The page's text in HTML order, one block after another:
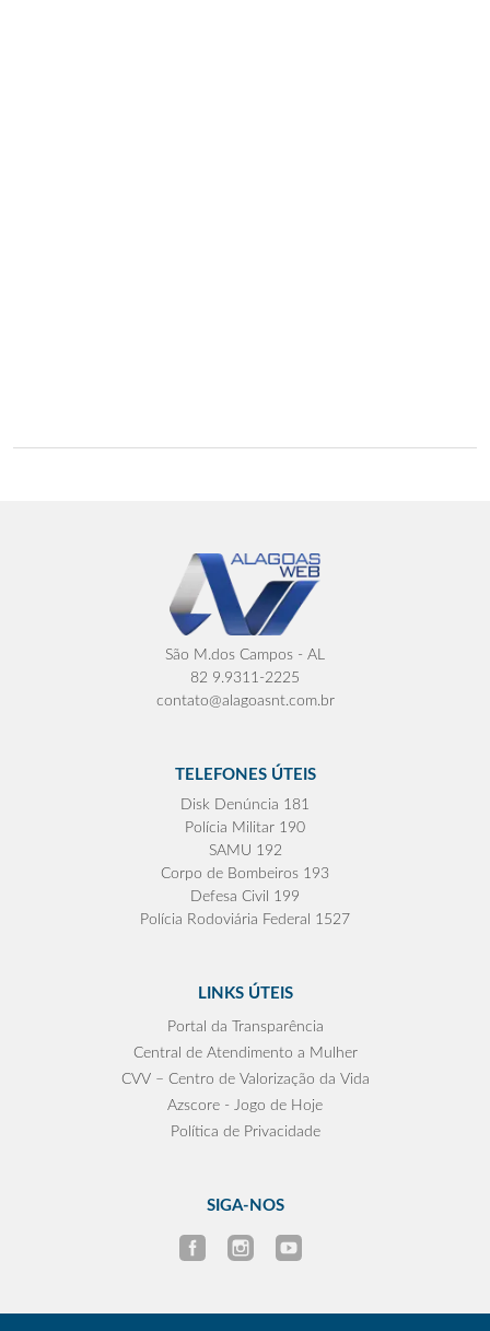
São M.dos Campos - AL
82 9.9311-2225
contato@alagoasnt.com.br
TELEFONES ÚTEIS
Disk Denúncia 181
Polícia Militar 190
SAMU 192
Corpo de Bombeiros 193
Defesa Civil 199
Polícia Rodoviária Federal 1527
LINKS ÚTEIS
Portal da Transparência
Central de Atendimento a Mulher
CVV – Centro de Valorização da Vida
Azscore - Jogo de Hoje
Política de Privacidade
SIGA-NOS